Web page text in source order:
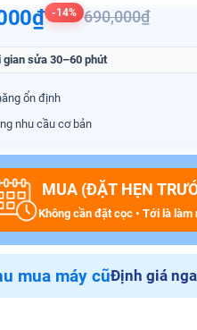
One
-14% 690,000₫
gian sửa30–60 phút
ổn định
nhu cầu cơ bản
MUA (ĐẶT HẸN
Không cần đặt cọc • Tới là làm
mua máy cũĐịnh giá